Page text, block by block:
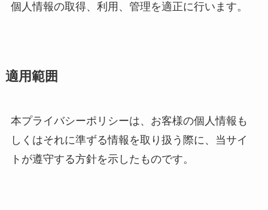
個人情報の取得、利用、管理を適正に行います。
適用範囲
本プライバシーポリシーは、お客様の個人情報も
しくはそれに準ずる情報を取り扱う際に、当サイ
トが遵守する方針を示したものです。